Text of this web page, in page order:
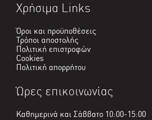
Χρήσιμα Links
Όροι και προϋποθέσεις
Τρόποι αποστολής
Πολιτική επιστροφών
Cookies
Πολιτική απορρήτου
Ώρες επικοινωνίας
Καθημερινά και Σάββατο 10:00-15:00